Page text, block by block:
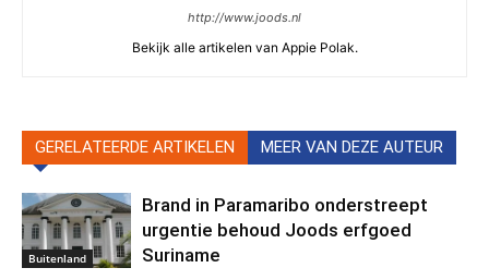
http://www.joods.nl
Bekijk alle artikelen van Appie Polak.
GERELATEERDE ARTIKELEN MEER VAN DEZE AUTEUR
Buitenland
Brand in Paramaribo onderstreept
urgentie behoud Joods erfgoed
Suriname